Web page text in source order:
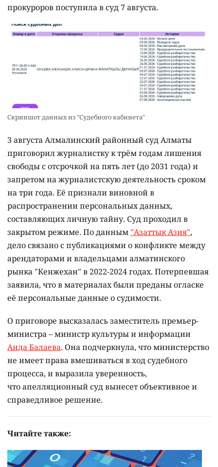
прокуроров поступила в суд 7 августа.
Скриншот данных из "Судебного кабинета"
3 августа Алмалинский районный суд Алматы
приговорил журналистку к трём годам лишения
свободы с отсрочкой на пять лет (до 2031 года) и
запретом на журналистскую деятельность сроком
на три года. Её признали виновной в
распространении персональных данных,
составляющих личную тайну. Суд проходил в
закрытом режиме. По данным "Азаттык Азия",
дело связано с публикациями о конфликте между
арендаторами и владельцами алматинского
рынка "Кенжехан" в 2022-2024 годах. Потерпевшая
заявила, что в материалах были преданы огласке
её персональные данные о судимости.
О приговоре высказалась заместитель премьер-
министра – министр культуры и информации
Аида Балаева. Она подчеркнула, что министерство
не имеет права вмешиваться в ход судебного
процесса, и выразила уверенность,
что апелляционный суд вынесет объективное и
справедливое решение.
Читайте также: